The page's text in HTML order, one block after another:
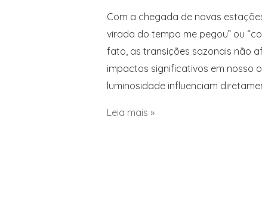
Com a chegada de novas
virada do tempo me pegou” ou
fato, as transições sazonais não
impactos significativos em nosso
luminosidade influenciam
Leia mais »